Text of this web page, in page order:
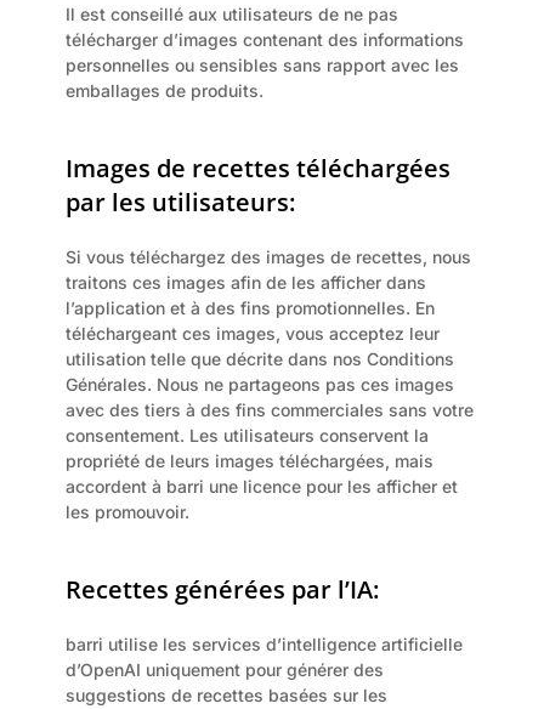
Il est conseillé aux utilisateurs de ne pas
télécharger d’images contenant des informations
personnelles ou sensibles sans rapport avec les
emballages de produits.
Images de recettes téléchargées
par les utilisateurs:
Si vous téléchargez des images de recettes, nous
traitons ces images afin de les afficher dans
l’application et à des fins promotionnelles. En
téléchargeant ces images, vous acceptez leur
utilisation telle que décrite dans nos Conditions
Générales. Nous ne partageons pas ces images
avec des tiers à des fins commerciales sans votre
consentement. Les utilisateurs conservent la
propriété de leurs images téléchargées, mais
accordent à barri une licence pour les afficher et
les promouvoir.
Recettes générées par l’IA:
barri utilise les services d’intelligence artificielle
d’OpenAI uniquement pour générer des
suggestions de recettes basées sur les